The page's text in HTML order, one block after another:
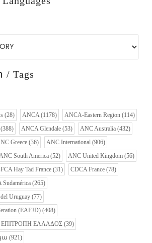
Tags
(28) ANCA(1178) ANCA-Eastern Region (114)
(388) ANCA Glendale (53) ANC Australia (432)
Greece (36) ANC International (906)
South America (52) ANC United Kingdom (56)
Hay Tad France (31) CDCA France (78)
Sudamérica (265)
Uruguay (77)
(EAFJD) (408)
ΕΛΛΑΔΟΣ (39)
(921)